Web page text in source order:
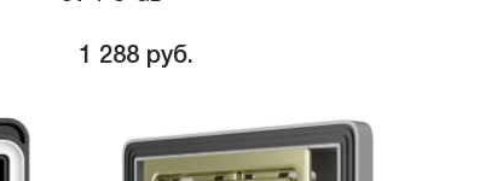
1 288 руб.